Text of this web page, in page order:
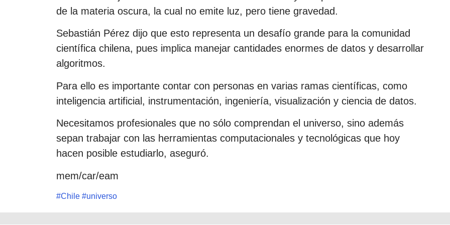
de la materia oscura, la cual no emite luz, pero tiene gravedad.
Sebastián Pérez dijo que esto representa un desafío grande para la comunidad
científica chilena, pues implica manejar cantidades enormes de datos y desarrollar
algoritmos.
Para ello es importante contar con personas en varias ramas científicas, como
inteligencia artificial, instrumentación, ingeniería, visualización y ciencia de datos.
Necesitamos profesionales que no sólo comprendan el universo, sino además
sepan trabajar con las herramientas computacionales y tecnológicas que hoy
hacen posible estudiarlo, aseguró.
mem/car/eam
#Chile #universo